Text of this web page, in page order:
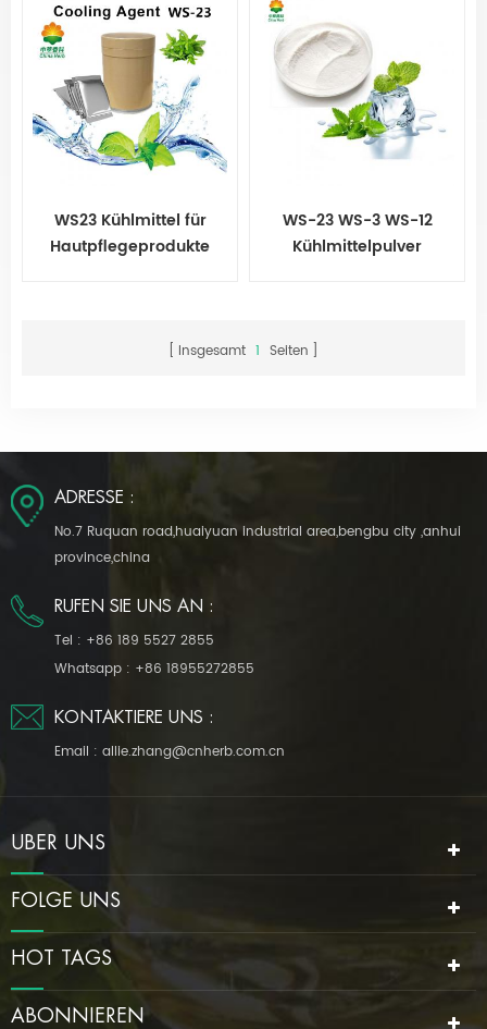
WS23 Kühlmittel für
Hautpflegeprodukte
WS-23 WS-3 WS-12
Kühlmittelpulver
Insgesamt 1 Seiten
ADRESSE :
No.7 Ruquan road,huaiyuan industrial area,bengbu city ,anhui
province,china
RUFEN SIE UNS AN :
Tel : +86 189 5527 2855
Whatsapp : +86 18955272855
KONTAKTIERE UNS :
Email : allie.zhang@cnherb.com.cn
ÜBER UNS
FOLGE UNS
HOT TAGS
ABONNIEREN